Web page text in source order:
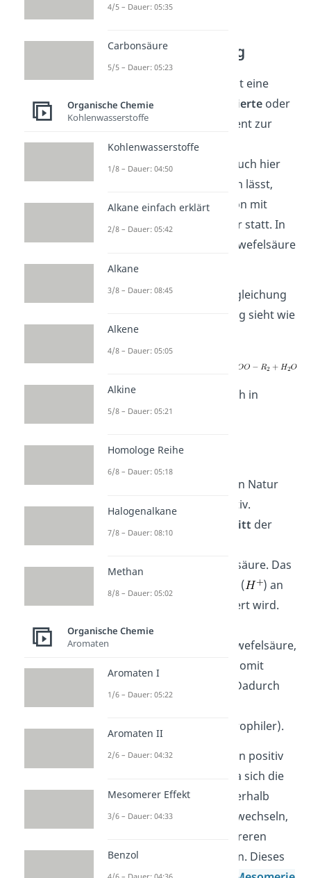
Fischer Veresterung
Die Fischer Veresterung ist eine
sogenannte
säurekatalysierte oder
saureVeresterung
. Sie dient zur
Herstellung eines
Carbonsäureesters. Wie auch hier
der Name schon vermuten lässt,
findet diese in Kombination mit
einer Säure als Katalysator statt. In
diesem Fall ist das die Schwefelsäure
Die allgemeine Reaktionsgleichung
für die Fischer Veresterung sieht wie
folgt aus:
Diese Reaktion läuft jedoch in
mehreren Schritten ab:
Erster Schritt
Die Carbonsäuren sind von Natur
aus nicht besonders reaktiv.
erste Schritt der
Protonierung der Carbonsäure. Das
bedeutet, dass ein Proton (
) an
die Carbonsäure angelagert wird.
Dieses Proton erhält die
Carbonsäure von der Schwefelsäure,
welche die Reaktion also somit
startet (=Säurekatalyse). Dadurch
reaktionsfreudiger (elektrophiler).
Als Ergebnis erhältst du ein positiv
geladenes Ion (Kation). Da sich die
Bindungsverhältnisse innerhalb
dieses Kations ständig abwechseln,
kannst du dieses mit mehreren
Strukturformeln darstellen. Dieses
4/5 – Dauer: 05:35
Carbonsäure
5/5 – Dauer: 05:23
Organische Chemie
Kohlenwasserstoffe
Kohlenwasserstoffe
1/8 – Dauer: 04:50
Alkane einfach erklärt
2/8 – Dauer: 05:42
Alkane
3/8 – Dauer: 08:45
Alkene
4/8 – Dauer: 05:05
Alkine
5/8 – Dauer: 05:21
Homologe Reihe
6/8 – Dauer: 05:18
Halogenalkane
7/8 – Dauer: 08:10
Methan
8/8 – Dauer: 05:02
Organische Chemie
Aromaten
Aromaten I
1/6 – Dauer: 05:22
Aromaten II
2/6 – Dauer: 04:32
Mesomerer Effekt
3/6 – Dauer: 04:33
Benzol